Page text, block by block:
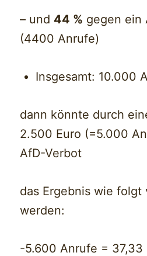
– und 44 % gegen ein
(4400 Anrufe)
Insgesamt: 10.000
dann könnte durch
2.500 Euro (=5.000
AfD-Verbot
das Ergebnis wie folgt
werden:
-5.600 Anrufe = 37,33